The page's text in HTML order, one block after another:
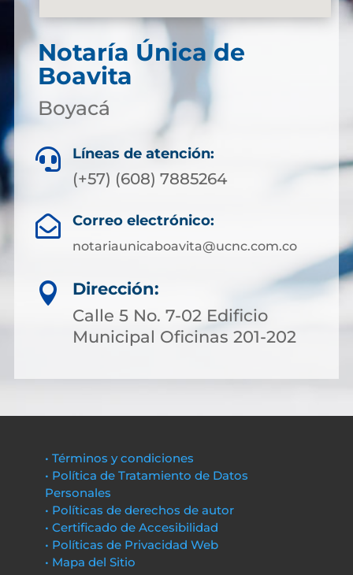
Notaría Única de
Boavita
Boyacá
 Líneas de atención:
(+57) (608) 7885264
 Correo electrónico:
notariaunicaboavita@ucnc.com.co

Dirección:
Calle 5 No. 7-02 Edificio
Municipal Oficinas 201-202
• Términos y condiciones
• Política de Tratamiento de Datos
Personales
• Políticas de derechos de autor
• Certificado de Accesibilidad
• Políticas de Privacidad Web
• Mapa del Sitio